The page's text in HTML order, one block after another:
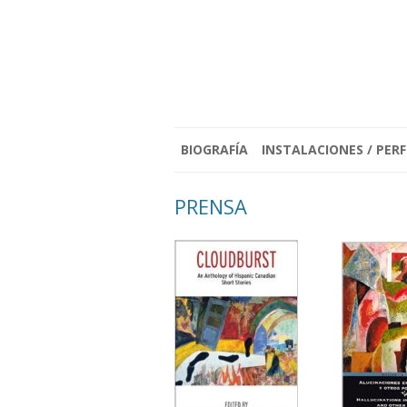
BIOGRAFÍA INSTALACIONES /
DE SOMBRAS Y DE
EL TIEMPO DE SER (2019)
RETRATOS
PRENSA